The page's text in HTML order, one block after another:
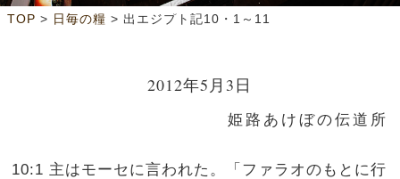
TOP > 日毎の糧 > 出エジプト記10・1～11
2012年5月3日
姫路あけぼの伝道所
10:1 主はモーセに言われた。「ファラオのもとに行